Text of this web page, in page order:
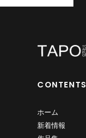
CONTENTS
ホーム
新着情報